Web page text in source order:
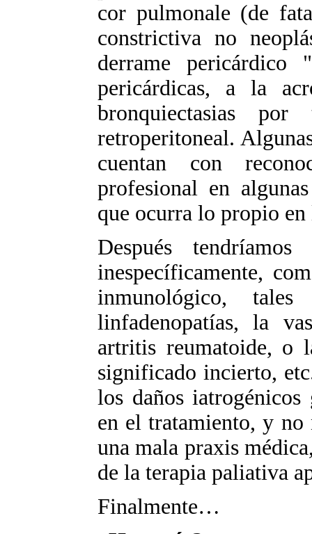
cor pulmonale (de
constrictiva no
derrame pericárdico
pericárdicas, a la
bronquiectasias
retroperitoneal.
cuentan con
profesional en
que ocurra lo propio en
Después
inespecíficamente,
inmunológico,
linfadenopatías, la
artritis reumatoide, o
significado incierto,
los daños
en el tratamiento, y no
una mala praxis
de la terapia paliativa
Finalmente…